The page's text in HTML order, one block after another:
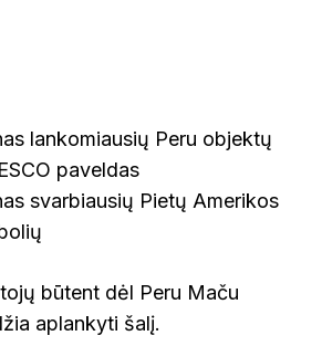
lankomiausių Peru objektų
paveldas
svarbiausių Pietų Amerikos
būtent dėl Peru Maču
aplankyti šalį.